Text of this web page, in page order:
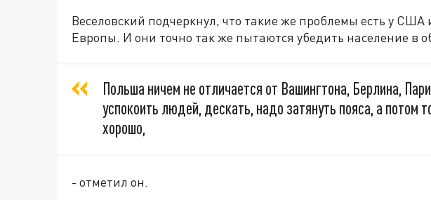
Веселовский подчеркнул, что такие же проблемы есть у США
Европы. И они точно так же пытаются убедить население в
Польша ничем не отличается от Вашингтона, Берлина,
успокоить людей, дескать, надо затянуть пояса, а потом
хорошо,
- отметил он.